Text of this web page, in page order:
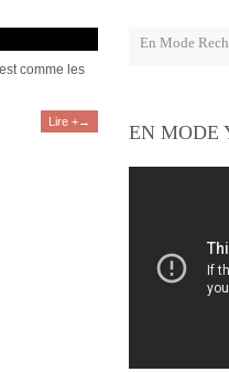
comme les
Lire +→ EN MODE